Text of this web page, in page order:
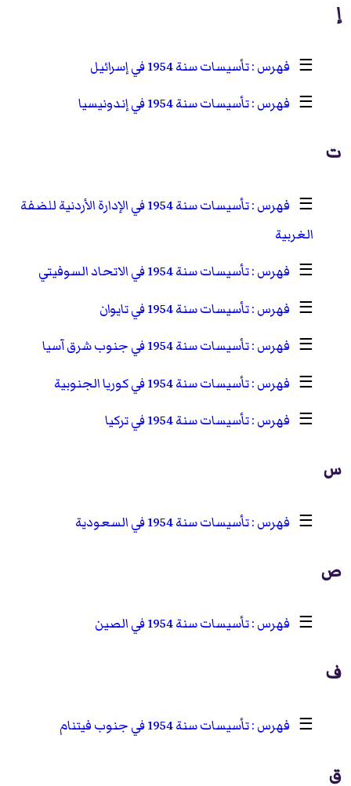
إ
☰
تأسيسات سنة 1954 في إسرائيل
☰
تأسيسات سنة 1954 في إندونيسيا
ت
☰
تأسيسات سنة 1954 في الإدارة الأردنية للضفة
الغربية
☰
تأسيسات سنة 1954 في الاتحاد السوفيتي
☰
تأسيسات سنة 1954 في تايوان
☰
تأسيسات سنة 1954 في جنوب شرق آسيا
☰
تأسيسات سنة 1954 في كوريا الجنوبية
☰
تأسيسات سنة 1954 في تركيا
س
☰ تأسيسات سنة 1954 في السعودية
ص
☰ تأسيسات سنة 1954 في الصين
ف
☰ تأسيسات سنة 1954 في جنوب فيتنام
ق